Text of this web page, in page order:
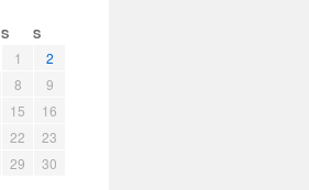
S S
1
2
8
9
15
16
22
23
29
30